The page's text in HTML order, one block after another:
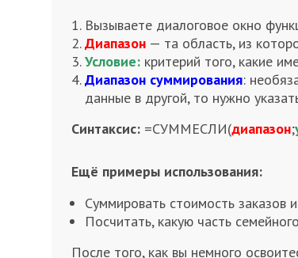
Вызываете диалоговое окно
Диапазон — та область, из
Условие: критерий того, какие
Диапазон суммирования:
данные в другой, то нужно
Синтаксис: =СУММЕСЛИ(диапазон;
Ещё примеры использования:
Суммировать стоимость заказов
Посчитать, какую часть
После того, как вы немного